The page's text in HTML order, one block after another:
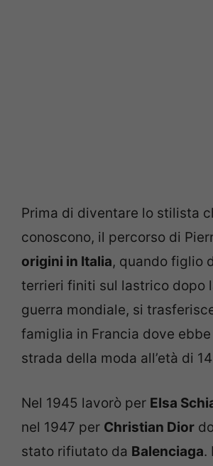
Prima di diventare lo stilista
conoscono, il percorso di
origini in Italia, quando figlio
terrieri finiti sul lastrico dopo
guerra mondiale, si
famiglia in Francia dove
strada della moda all’età di
Nel 1945 lavorò per Elsa
nel 1947 per Christian Dior
stato rifiutato da Balenciaga.